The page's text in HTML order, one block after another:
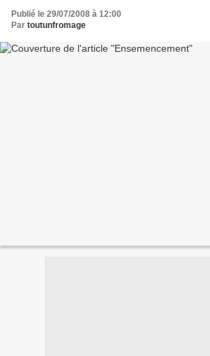
Publié le 29/07/2008 à 12:00
Par toutunfromage